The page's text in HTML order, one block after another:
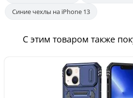
Синие чехлы на iPhone 13
С этим товаром также